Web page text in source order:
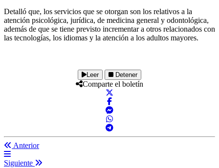
Detalló que, los servicios que se otorgan son los relativos a la
atención psicológica, jurídica, de medicina general y odontológica,
además de que se tiene previsto incrementar a otros relacionados con
las tecnologías, los idiomas y la atención a los adultos mayores.
Leer Detener
Comparte el boletín
Anterior
Siguiente